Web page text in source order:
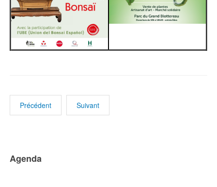
Précédent Suivant
Agenda